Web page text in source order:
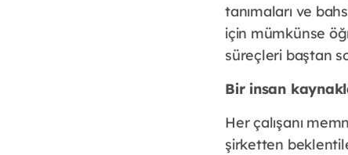
tanımaları ve
için mümkünse
süreçleri baştan
Bir insan
Her çalışanı
şirketten